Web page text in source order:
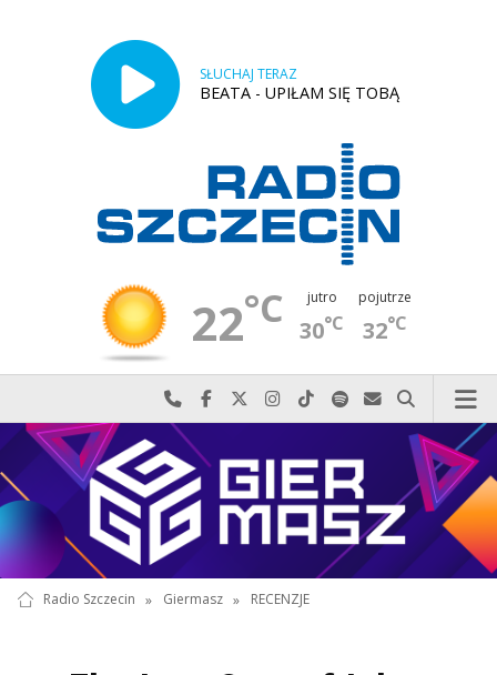
SŁUCHAJ TERAZ
BEATA - UPIŁAM SIĘ TOBĄ
22°C jutro
30°C
pojutrze
32°C
Najlepiej po prostu do nas zadzwoń
Odwiedź nas na Facebook-u
Odwiedź nas na X
Odwiedź nas na Instagram-ie
Odwiedź nas na TikTok-u
Szukaj nas na Spotify
Wyślij do nas
Szukaj
Radio Szczecin » Giermasz » RECENZJE